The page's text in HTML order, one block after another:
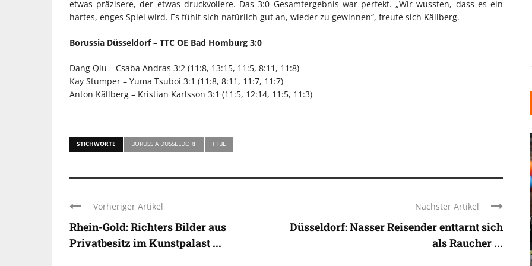
etwas präzisere, der etwas druckvollere. Das 3:0 Gesamtergebnis war perfekt. „Wir wussten, dass es ein
hartes, enges Spiel wird. Es fühlt sich natürlich gut an, wieder zu gewinnen“, freute sich Källberg.
Borussia Düsseldorf – TTC OE Bad Homburg 3:0
Dang Qiu – Csaba Andras 3:2 (11:8, 13:15, 11:5, 8:11, 11:8)
Kay Stumper – Yuma Tsuboi 3:1 (11:8, 8:11, 11:7, 11:7)
Anton Källberg – Kristian Karlsson 3:1 (11:5, 12:14, 11:5, 11:3)
STICHWORTE BORUSSIA DÜSSELDORF TTBL
Vorheriger Artikel
Rhein-Gold: Richters Bilder aus
Privatbesitz im Kunstpalast ...
Nächster Artikel
Düsseldorf: Nasser Reisender enttarnt sich
als Raucher ...
INDUSTRIELLER CHIC: WIE
KUNSTSTOFFFENSTER DEN
LOFT-STIL IN IHREM